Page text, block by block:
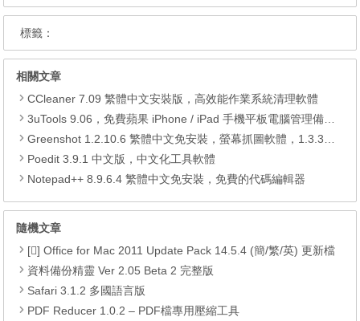
標籤：
相關文章
CCleaner 7.09 繁體中文安裝版，高效能作業系統清理軟體
3uTools 9.06，免費蘋果 iPhone / iPad 手機平板電腦管理備份還原軟體
Greenshot 1.2.10.6 繁體中文免安裝，螢幕抓圖軟體，1.3.315 安裝版
Poedit 3.9.1 中文版，中文化工具軟體
Notepad++ 8.9.6.4 繁體中文免安裝，免費的代碼編輯器
隨機文章
[] Office for Mac 2011 Update Pack 14.5.4 (簡/繁/英) 更新檔
資料備份精靈 Ver 2.05 Beta 2 完整版
Safari 3.1.2 多國語言版
PDF Reducer 1.0.2 – PDF檔專用壓縮工具